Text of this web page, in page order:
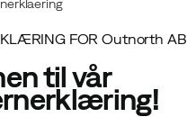
FOR Outnorth AB
til vår